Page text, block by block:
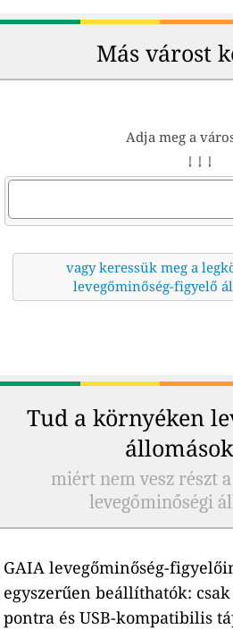
Más várost
Adja meg a
↓ ↓ ↓
vagy keressük meg a
levegőminőség-figyelő
Tud a környéken
miért nem vesz részt
levegőminőségi
GAIA levegőminőség-
egyszerűen beállíthatók:
pontra és USB-kompatibilis